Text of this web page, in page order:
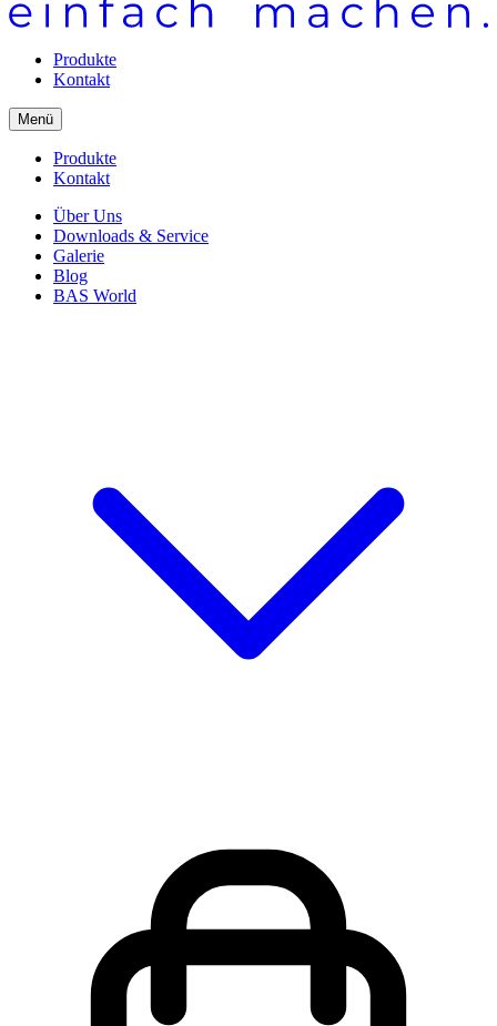
Produkte
Kontakt
Menü
Produkte
Kontakt
Über Uns
Downloads & Service
Galerie
Blog
BAS World